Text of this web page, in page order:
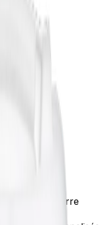
sur pierre